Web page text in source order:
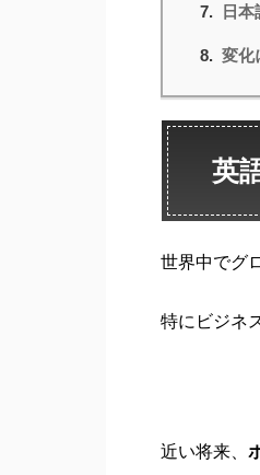
日
変化
英
世界中でグ
特にビジネ
近い将来、